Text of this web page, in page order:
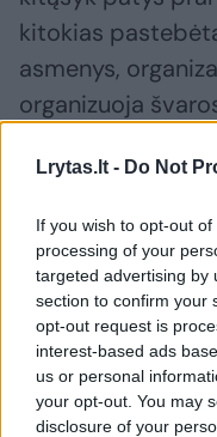
Lrytas.lt - Do Not
If you wish to opt-out
processing of your
targeted advertising by
section to confirm your
opt-out request is
interest-based ads
us or personal
your opt-out. You may
disclosure of your
kitokias
asmenys,
organizuoja
Pavyzdžiui, visai
moksleiviai
pat ir pakelėse
jų ir padangų.
Žala gamtai,